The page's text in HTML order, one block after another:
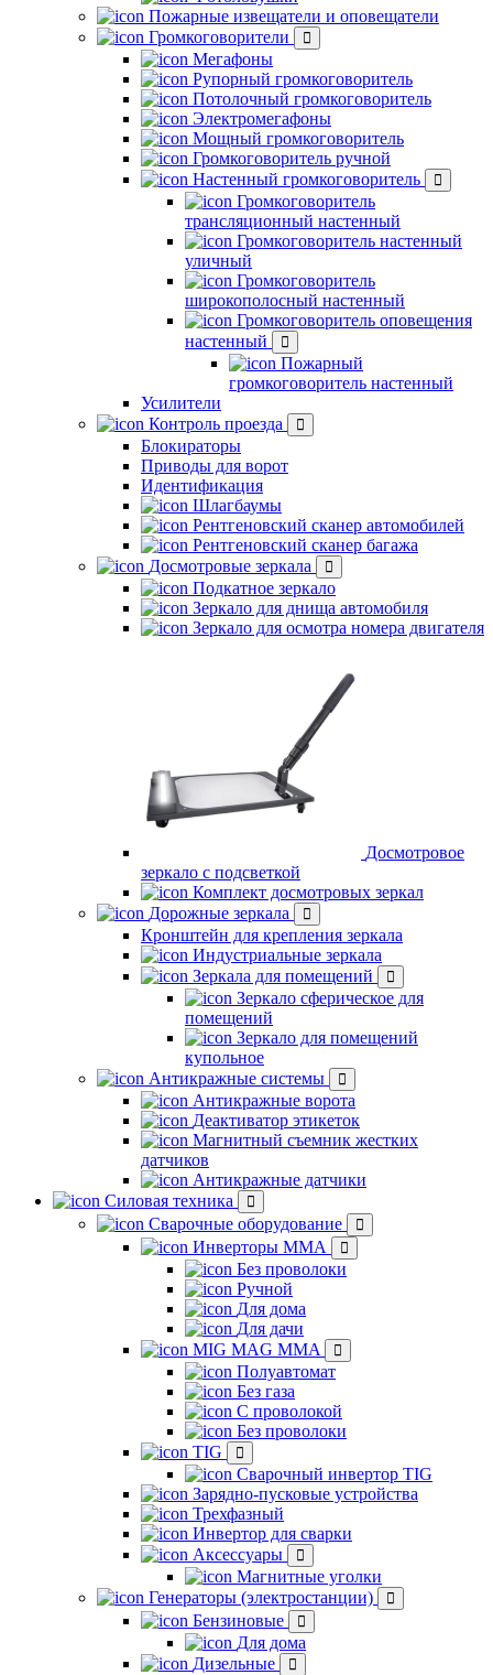
Пожарные извещатели и оповещатели
Громкоговорители
Мегафоны
Рупорный громкоговоритель
Потолочный громкоговоритель
Электромегафоны
Мощный громкоговоритель
Громкоговоритель ручной
Настенный громкоговоритель
Громкоговоритель
трансляционный настенный
Громкоговоритель настенный
уличный
Громкоговоритель
широкополосный настенный
Громкоговоритель оповещения
настенный
Пожарный
громкоговоритель настенный
Усилители
Контроль проезда
Блокираторы
Приводы для ворот
Идентификация
Шлагбаумы
Рентгеновский сканер автомобилей
Рентгеновский сканер багажа
Досмотровые зеркала
Подкатное зеркало
Зеркало для днища автомобиля
Зеркало для осмотра номера двигателя
Досмотровое
зеркало с подсветкой
Комплект досмотровых зеркал
Дорожные зеркала
Кронштейн для крепления зеркала
Индустриальные зеркала
Зеркала для помещений
Зеркало сферическое для
помещений
Зеркало для помещений
купольное
Антикражные системы
Антикражные ворота
Деактиватор этикеток
Магнитный съемник жестких
датчиков
Антикражные датчики
Силовая техника
Сварочные оборудование
Инверторы ММА
Без проволоки
Ручной
Для дома
Для дачи
MIG MAG MMA
Полуавтомат
Без газа
С проволокой
Без проволоки
TIG
Сварочный инвертор TIG
Зарядно-пусковые устройства
Трехфазный
Инвертор для сварки
Аксессуары
Магнитные уголки
Генераторы (электростанции)
Бензиновые
Для дома
Дизельные